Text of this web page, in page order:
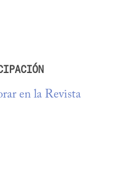
en la Revista